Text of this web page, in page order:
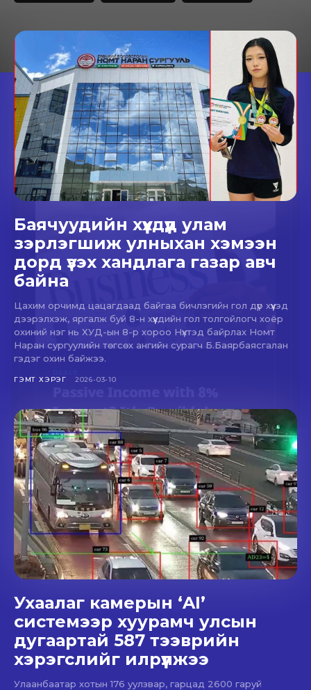
Баячуудийн хүүхдүүд улам
зэрлэгшиж улныхан хэмээн
дорд үзэх хандлага газар авч
байна
Цахим орчимд цацагдаад байгаа бичлэгийн гол дүр хүүхэд
дээрэлхэж, яргалж буй 8-н хүүхдийн гол толгойлогч хоёр
охиний нэг нь ХУД-ын 8-р хороо Нүхтэд байрлах Номт
Наран сургуулийн төгсөх ангийн сурагч Б.Баярбаясгалан
гэдэг охин байжээ.
ГЭМТ ХЭРЭГ 2026-03-10
Ухаалаг камерын ‘AI’
системээр хуурамч улсын
дугаартай 587 тээврийн
хэрэгслийг илрүүлжээ
Улаанбаатар хотын 176 уулзвар, гарцад 2600 гаруй